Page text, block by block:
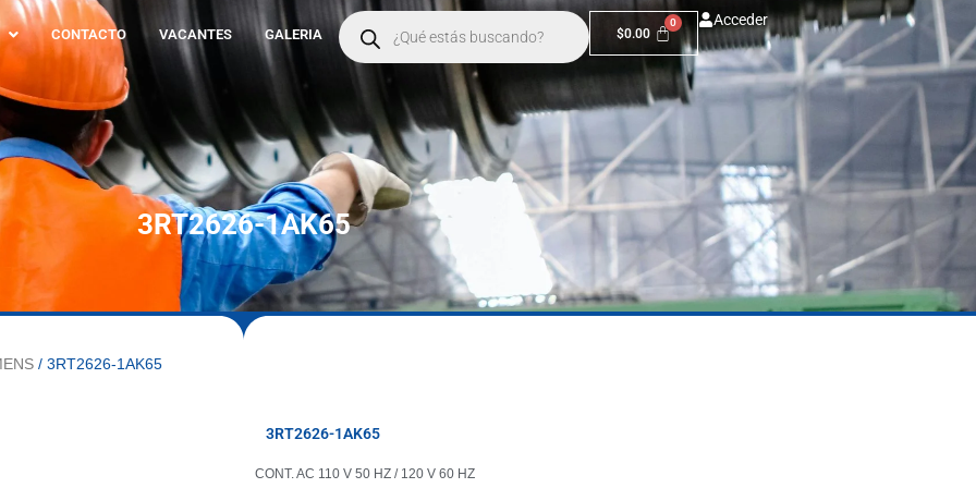
CONTACTO VACANTES GALERIA
Products
search
$0.00
Acceder
3RT2626-1AK65
/ 3RT2626-1AK65
3RT2626-1AK65
CONT. AC 110 V 50 HZ / 120 V 60 HZ